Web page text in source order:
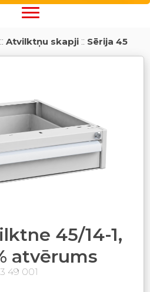
:: Atvilktņu skapji:: Sērija 45
45/14-1,
atvērums
49 001